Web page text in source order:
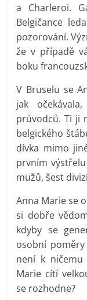
a Charleroi.
Belgičance
pozorování.
že v případě
boku
V Bruselu se
jak
průvodců. Ti ji
belgického
dívka mimo
prvním
mužů, šest
Anna Marie se
si dobře
kdyby se
osobní
není k
Marie cítí
se rozhodne?